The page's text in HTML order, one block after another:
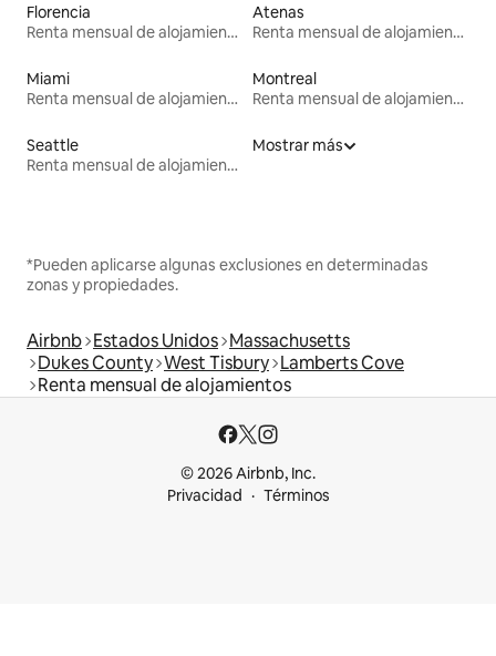
Florencia
Renta mensual de alojamientos
Atenas
Renta mensual de alojamientos
Miami
Renta mensual de alojamientos
Montreal
Renta mensual de alojamientos
Seattle
Renta mensual de alojamientos
Mostrar más
*Pueden aplicarse algunas exclusiones en determinadas
zonas y propiedades.
Airbnb Estados Unidos Massachusetts
Dukes County West Tisbury Lamberts Cove
Renta mensual de alojamientos
© 2026 Airbnb, Inc.
Privacidad
Términos